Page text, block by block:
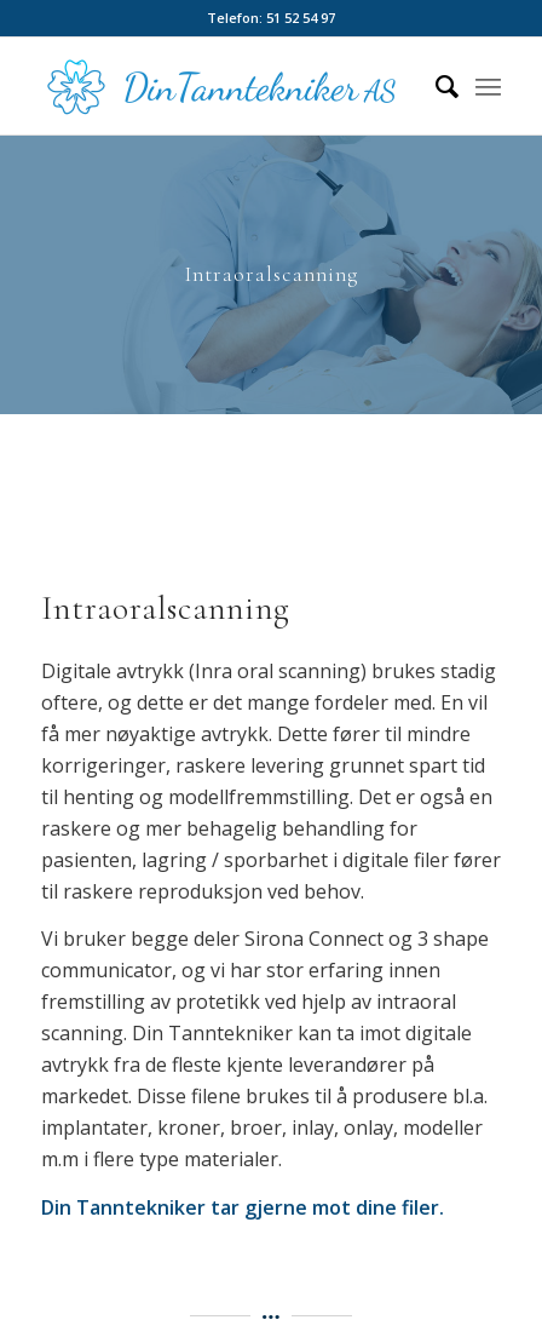
Telefon: 51 52 54 97
Intraoralscanning
Intraoralscanning
Digitale avtrykk (Inra oral scanning) brukes stadig
oftere, og dette er det mange fordeler med. En vil
få mer nøyaktige avtrykk. Dette fører til mindre
korrigeringer, raskere levering grunnet spart tid
til henting og modellfremmstilling. Det er også en
raskere og mer behagelig behandling for
pasienten, lagring / sporbarhet i digitale filer fører
til raskere reproduksjon ved behov.
Vi bruker begge deler Sirona Connect og 3 shape
communicator, og vi har stor erfaring innen
fremstilling av protetikk ved hjelp av intraoral
scanning. Din Tanntekniker kan ta imot digitale
avtrykk fra de fleste kjente leverandører på
markedet. Disse filene brukes til å produsere bl.a.
implantater, kroner, broer, inlay, onlay, modeller
m.m i flere type materialer.
Din Tanntekniker tar gjerne mot dine filer.